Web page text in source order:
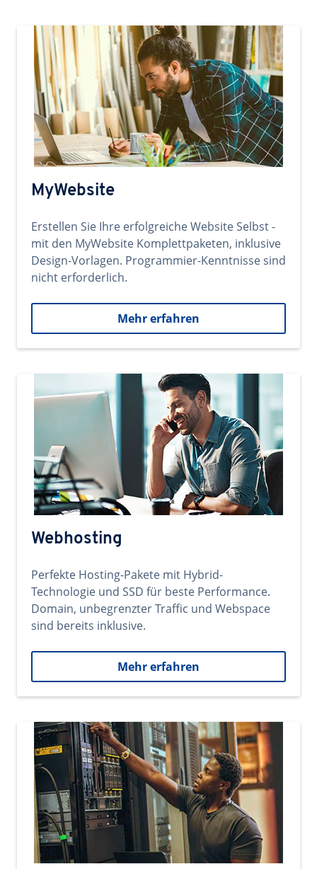
MyWebsite
Erstellen Sie Ihre erfolgreiche Website Selbst -
mit den MyWebsite Komplettpaketen, inklusive
Design-Vorlagen. Programmier-Kenntnisse sind
nicht erforderlich.
Mehr erfahren
Webhosting
Perfekte Hosting-Pakete mit Hybrid-
Technologie und SSD für beste Performance.
Domain, unbegrenzter Traffic und Webspace
sind bereits inklusive.
Mehr erfahren